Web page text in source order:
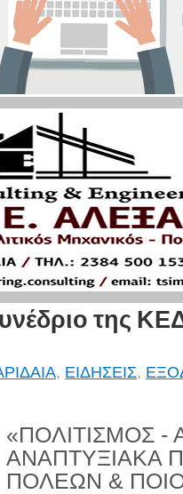
της
, ΕΙΔΗΣΕΙΣ,
«ΠΟΛΙΤΙΣΜΟΣ -
ΑΝΑΠΤΥΞΙΑΚΑ
ΠΟΛΕΩΝ &